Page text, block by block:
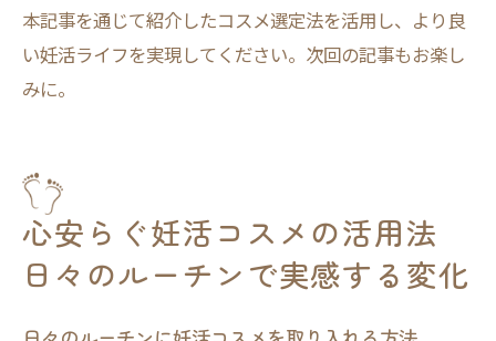
本記事を通じて紹介したコスメ選定法を活用し、より良
い妊活ライフを実現してください。次回の記事もお楽し
みに。
心安らぐ妊活コスメの活用法
日々のルーチンで実感する変化